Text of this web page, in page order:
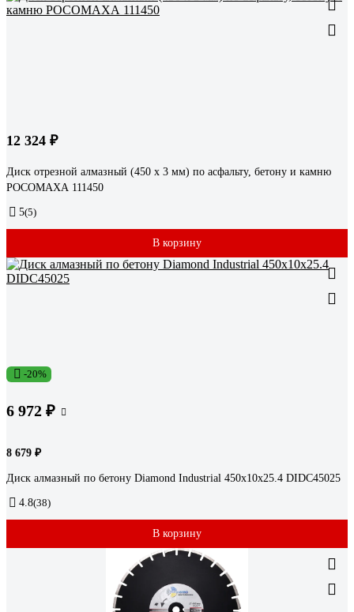
12 324 ₽
Диск отрезной алмазный (450 х 3 мм) по асфальту, бетону и камню
РОСОМАХА 111450
5(5)
В корзину
-20%
6 972 ₽
8 679 ₽
Диск алмазный по бетону Diamond Industrial 450х10х25.4 DIDC45025
4.8(38)
В корзину